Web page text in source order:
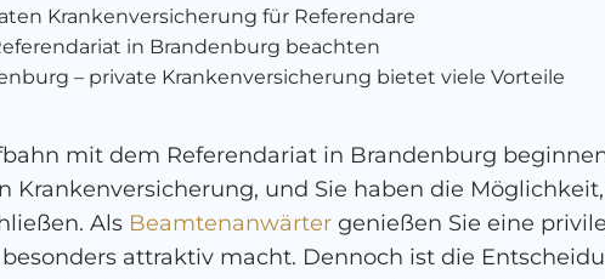
Krankenversicherung für Referendare
in Brandenburg beachten
– private Krankenversicherung bietet viele Vorteile
mit dem Referendariat in Brandenburg
Krankenversicherung, und Sie haben die
Als Beamtenanwärter genießen Sie eine
attraktiv macht. Dennoch ist die